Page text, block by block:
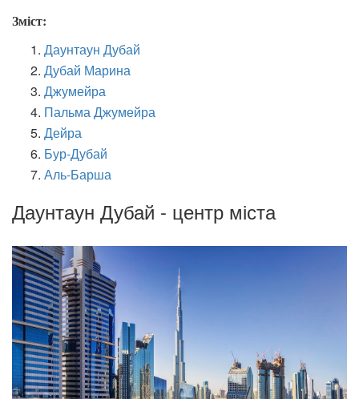
Зміст:
Даунтаун Дубай
Дубай Марина
Джумейра
Пальма Джумейра
Дейра
Бур-Дубай
Аль-Барша
Даунтаун Дубай - центр міста